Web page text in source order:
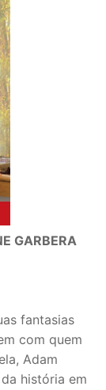
GARBERA
fantasias
com quem
Adam
história em